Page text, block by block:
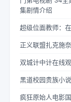
集剧情介绍
超级位面教师：
正义联盟扎克施
双城计中计在线
黑道校园贵族小
疯狂原始人电影